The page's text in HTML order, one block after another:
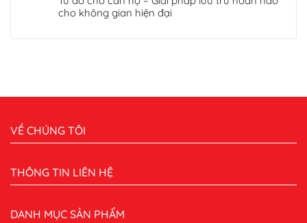
cho không gian hiện đại
VỀ CHÚNG TÔI
THÔNG TIN LIÊN HỆ
DANH MỤC SẢN PHẨM